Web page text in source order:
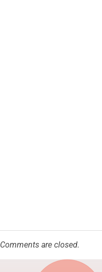
Comments are closed.